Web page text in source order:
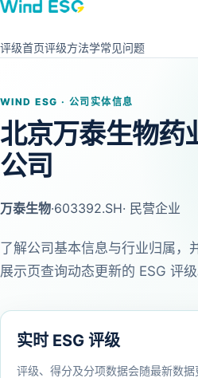
评级首页评级方法学常见问题
WIND ESG · 公司实体信息
北京万泰生物药
公司
万泰生物·603392.SH· 民营企业
了解公司基本信息与行业归属，
展示页查询动态更新的 ESG 评级
实时 ESG 评级
评级、得分及分项数据会随最新数